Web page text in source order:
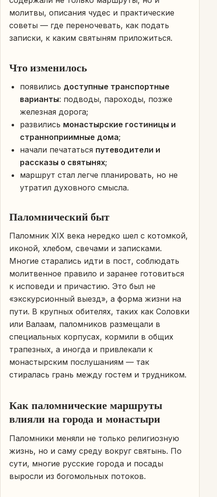
молитвы, описания чудес и практические
советы — где переночевать, как подать
записки, к каким святыням приложиться.
Что изменилось
появились доступные транспортные
варианты: подводы, пароходы, позже
железная дорога;
развились монастырские гостиницы и
странноприимные дома;
начали печататься путеводители и
рассказы о святынях;
маршрут стал легче планировать, но не
утратил духовного смысла.
Паломнический быт
Паломник XIX века нередко шел с котомкой,
иконой, хлебом, свечами и записками.
Многие старались идти в пост, соблюдать
молитвенное правило и заранее готовиться
к исповеди и причастию. Это был не
«экскурсионный выезд», а форма жизни на
пути. В крупных обителях, таких как Соловки
или Валаам, паломников размещали в
специальных корпусах, кормили в общих
трапезных, а иногда и привлекали к
монастырским послушаниям — так
стиралась грань между гостем и трудником.
Как паломнические маршруты
влияли на города и монастыри
Паломники меняли не только религиозную
жизнь, но и саму среду вокруг святынь. По
сути, многие русские города и посады
выросли из богомольных потоков.